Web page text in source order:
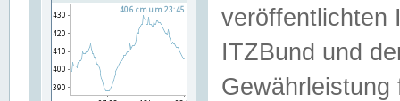
veröffentlichten
ITZBund und